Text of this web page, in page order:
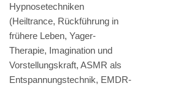
Hypnosetechniken
(Heiltrance, Rückführung in
frühere Leben, Yager-
Therapie, Imagination und
Vorstellungskraft, ASMR als
Entspannungstechnik, EMDR-